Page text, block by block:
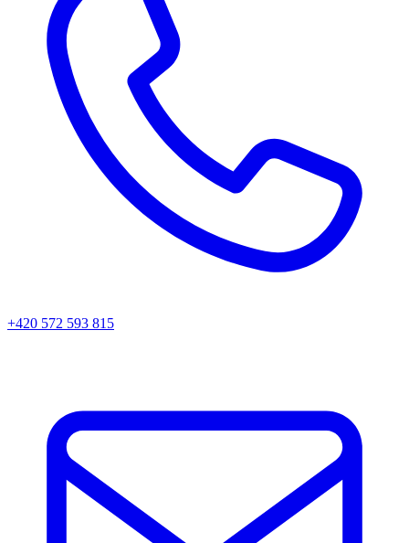
+420 572 593 815